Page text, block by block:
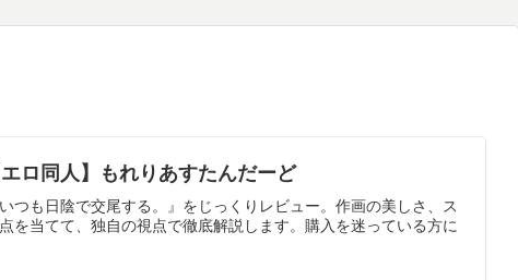
ロ同人】もれりあすたんだーど
つも日陰で交尾する。』をじっくりレビュー。作画の美しさ、ス
を当てて、独自の視点で徹底解説します。購入を迷っている方に